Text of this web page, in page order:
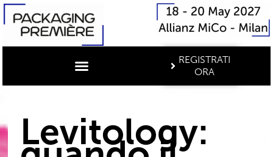
REGISTRATI
ORA
Levitology: